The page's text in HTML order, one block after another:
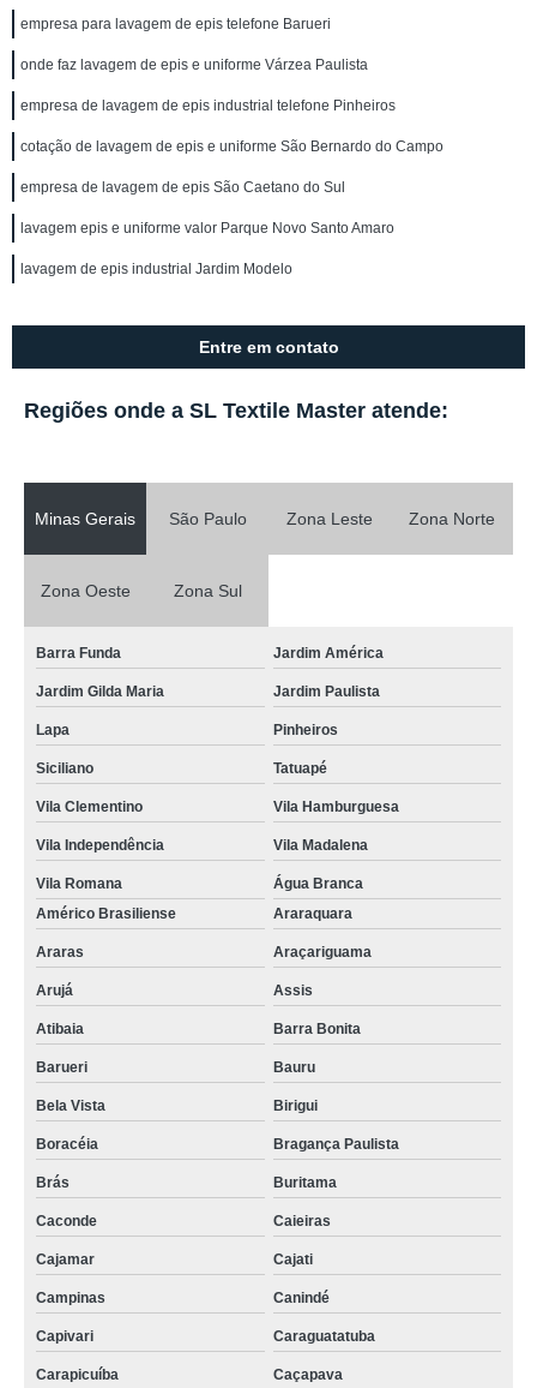
empresa para lavagem de epis telefone Barueri
onde faz lavagem de epis e uniforme Várzea Paulista
empresa de lavagem de epis industrial telefone Pinheiros
cotação de lavagem de epis e uniforme São Bernardo do Campo
empresa de lavagem de epis São Caetano do Sul
lavagem epis e uniforme valor Parque Novo Santo Amaro
lavagem de epis industrial Jardim Modelo
Entre em contato
Regiões onde a SL Textile Master atende:
Minas Gerais São Paulo Zona Leste Zona Norte
Zona Oeste Zona Sul
Barra Funda Jardim América
Jardim Gilda Maria Jardim Paulista
Lapa Pinheiros
Siciliano Tatuapé
Vila Clementino Vila Hamburguesa
Vila Independência Vila Madalena
Vila Romana
Água Branca
Américo Brasiliense
Araraquara
Araras Araçariguama
Arujá Assis
Atibaia Barra Bonita
Barueri Bauru
Bela Vista Birigui
Boracéia Bragança Paulista
Brás Buritama
Caconde Caieiras
Cajamar Cajati
Campinas Canindé
Capivari Caraguatatuba
Carapicuíba Caçapava